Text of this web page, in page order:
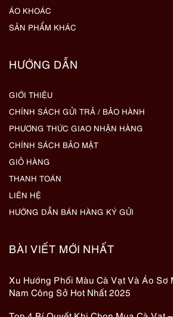
ÁO KHOÁC
SẢN PHẨM KHÁC
HƯỚNG DẪN
GIỚI THIỆU
CHÍNH SÁCH GỬI TRẢ / BẢO HÀNH
PHƯƠNG THỨC GIAO NHẬN HÀNG
CHÍNH SÁCH BẢO MẬT
GIỎ HÀNG
THANH TOÁN
LIÊN HỆ
HƯỚNG DẪN BÁN HÀNG KÝ GỬI
BÀI VIẾT MỚI NHẤT
Xu Hướng Phối Màu Cà Vạt Và Áo Sơ
Nam Công Sở Hot Nhất 2025